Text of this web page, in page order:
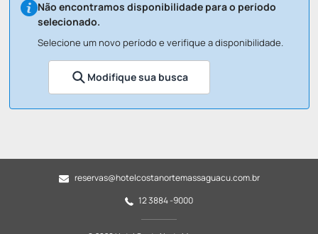
Não encontramos disponibilidade para o período
selecionado.
Selecione um novo período e verifique a disponibilidade.
Modifique sua busca
reservas@hotelcostanortemassaguacu.com.br
12 3884 -9000